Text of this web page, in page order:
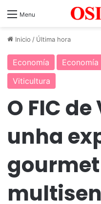
Menu
Inicio / Última hora
Economía Economía
Viticultura
O FIC
unha